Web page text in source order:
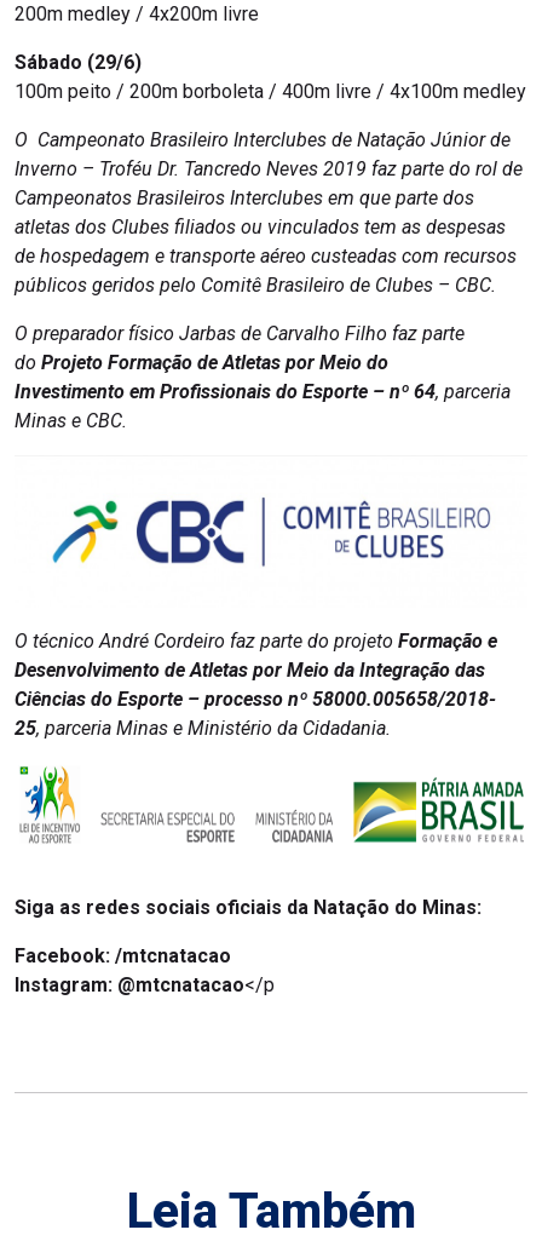
200m medley / 4x200m livre
Sábado (29/6)
100m peito / 200m borboleta / 400m livre / 4x100m medley
O Campeonato Brasileiro Interclubes de Natação Júnior de
Inverno – Troféu Dr. Tancredo Neves 2019 faz parte do rol de
Campeonatos Brasileiros Interclubes em que parte dos
atletas dos Clubes filiados ou vinculados tem as despesas
de hospedagem e transporte aéreo custeadas com recursos
públicos geridos pelo Comitê Brasileiro de Clubes – CBC.
O preparador físico Jarbas de Carvalho Filho faz parte
do Projeto Formação de Atletas por Meio do
Investimento em Profissionais do Esporte – nº 64, parceria
Minas e CBC.
O técnico André Cordeiro faz parte do projeto Formação e
Desenvolvimento de Atletas por Meio da Integração das
Ciências do Esporte – processo nº 58000.005658/2018-
25, parceria Minas e Ministério da Cidadania.
Siga as redes sociais oficiais da Natação do Minas:
Facebook: /mtcnatacao
Instagram: @mtcnatacao</p
Leia Também